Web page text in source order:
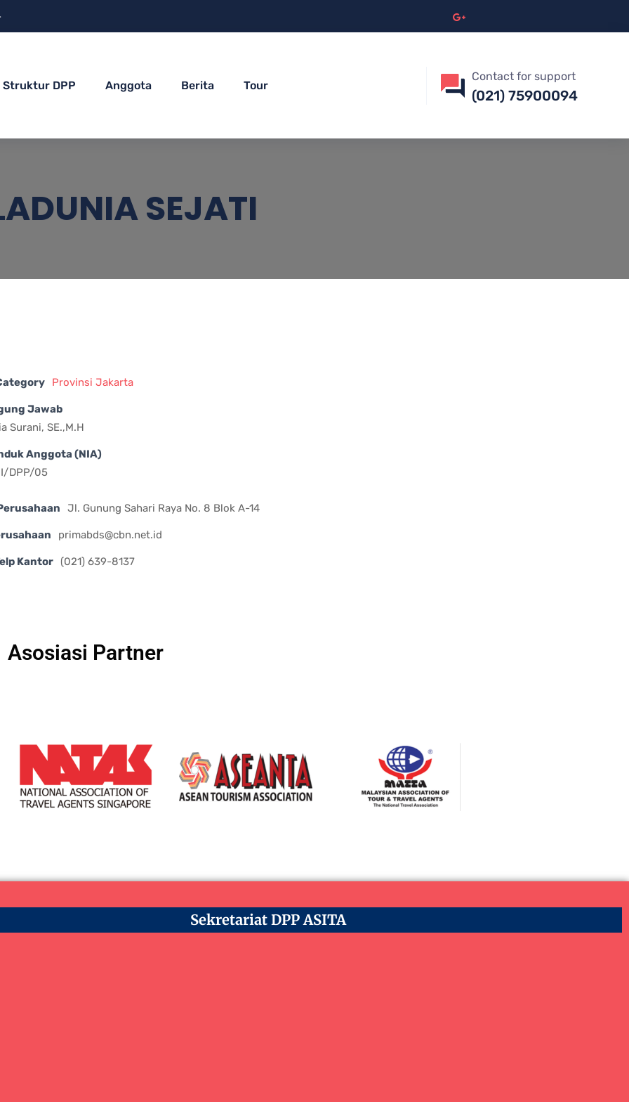
Struktur DPP Anggota Berita Tour
Contact for support
(021) 75900094
SEJATI
Provinsi Jakarta
Jawab
Surani, SE.,M.H
Anggota (NIA)
DPP/05
Jl. Gunung Sahari Raya No. 8 Blok A-14
primabds@cbn.net.id
Kantor (021) 639-8137
Asosiasi Partner
Sekretariat DPP ASITA